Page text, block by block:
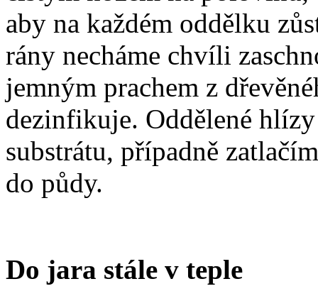
aby na každém oddělku
rány necháme chvíli
jemným prachem z
dezinfikuje. Oddělené
substrátu, případně
do půdy.
Do jara stále v teple